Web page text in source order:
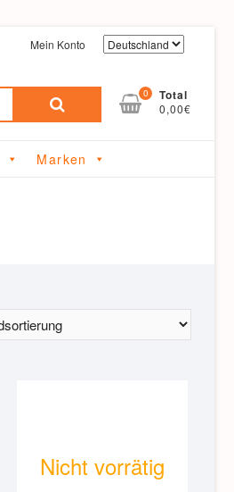
Mein Konto
Suchen
0 Total
0,00€
Marken
Nicht vorrätig